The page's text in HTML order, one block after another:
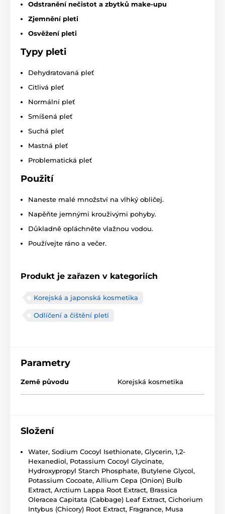
Odstranění nečistot a zbytků make-upu
Zjemnění pleti
Osvěžení pleti
Typy pleti
Dehydratovaná pleť
Citlivá pleť
Normální pleť
Smíšená pleť
Suchá pleť
Mastná pleť
Problematická pleť
Použití
Naneste malé množství na vlhký obličej.
Napěňte jemnými krouživými pohyby.
Důkladně opláchněte vlažnou vodou.
Používejte ráno a večer.
Produkt je zařazen v kategoriích
Korejská a japonská kosmetika
Odlíčení a čištění pleti
Parametry
Země původu Korejská kosmetika
Složení
Water, Sodium Cocoyl Isethionate, Glycerin, 1,2-
Hexanediol, Potassium Cocoyl Glycinate,
Hydroxypropyl Starch Phosphate, Butylene Glycol,
Potassium Cocoate, Allium Cepa (Onion) Bulb
Extract, Arctium Lappa Root Extract, Brassica
Oleracea Capitata (Cabbage) Leaf Extract, Cichorium
Intybus (Chicory) Root Extract, Fragrance, Musa